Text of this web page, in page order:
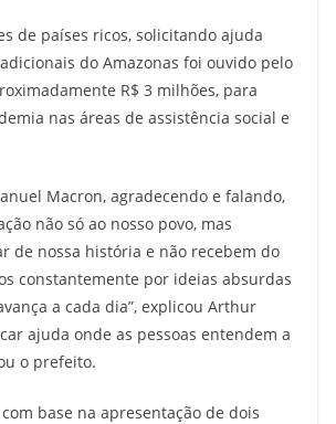
de países ricos, solicitando ajuda
do Amazonas foi ouvido pelo
R$ 3 milhões, para
nas áreas de assistência social e
Macron, agradecendo e falando,
não só ao nosso povo, mas
de nossa história e não recebem do
constantemente por ideias absurdas
a cada dia”, explicou Arthur
ajuda onde as pessoas entendem a
o prefeito.
base na apresentação de dois